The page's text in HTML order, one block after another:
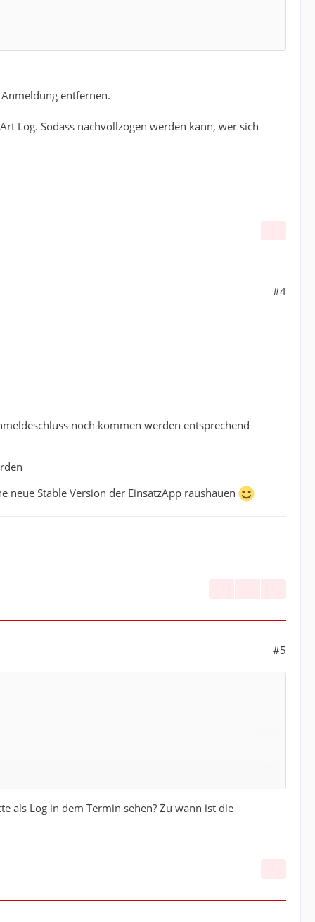
entfernen.
Log. Sodass nachvollzogen werden kann, wer sich
#4
noch kommen werden entsprechend
Stable Version der EinsatzApp raushauen
#5
als Log in dem Termin sehen? Zu wann ist die